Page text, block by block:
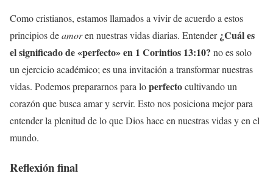
Como cristianos, estamos llamados a vivir de acuerdo a estos
principios deamoren nuestras vidas diarias. Entender¿Cuál es
elsignificadode «perfecto» en 1 Corintios 13:10? no es solo
un ejercicio académico; es una invitación a transformar nuestras
vidas. Podemos prepararnos para loperfectocultivando un
corazón que busca amar y servir. Esto nos posiciona mejor para
entender la plenitud de lo que Dios hace en nuestras vidas y en el
mundo.
Reflexión final